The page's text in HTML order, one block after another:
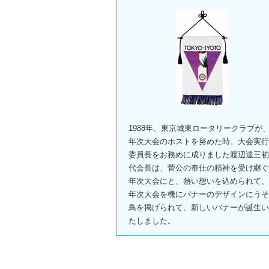
1988年、東京城東ロータリークラブが
年次大会のホストを努めた時、大会実行
委員長をお務めに成りました渡辺達三初
代会長は、菅公の奉仕の精神を受け継ぐ
年次大会にと、熱い想いを込められて、
年次大会を機にバナーのデザインにうそ
鳥を掲げられて、新しいバナーが誕生い
たしました。